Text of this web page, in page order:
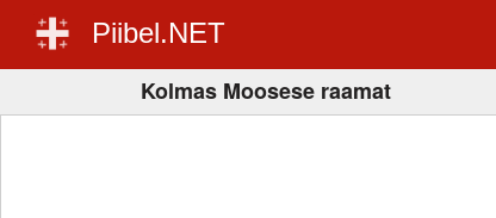
Piibel.NET
Kolmas Moosese raamat